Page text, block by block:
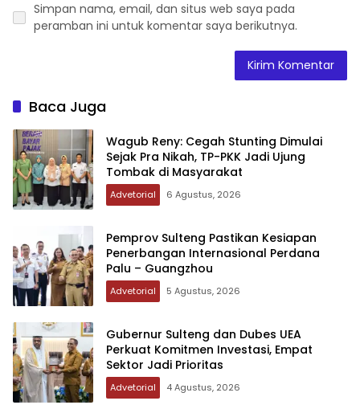
Simpan nama, email, dan situs web saya pada
peramban ini untuk komentar saya berikutnya.
Baca Juga
Wagub Reny: Cegah Stunting Dimulai
Sejak Pra Nikah, TP-PKK Jadi Ujung
Tombak di Masyarakat
Advetorial 6 Agustus, 2026
Pemprov Sulteng Pastikan Kesiapan
Penerbangan Internasional Perdana
Palu – Guangzhou
Advetorial 5 Agustus, 2026
Gubernur Sulteng dan Dubes UEA
Perkuat Komitmen Investasi, Empat
Sektor Jadi Prioritas
Advetorial 4 Agustus, 2026